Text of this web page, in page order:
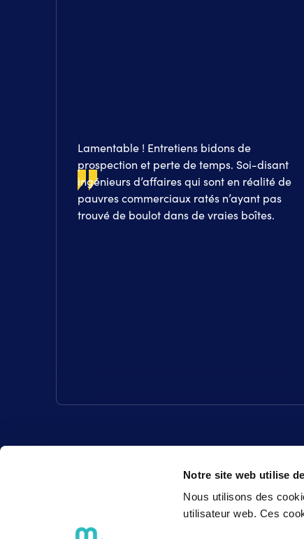
Notre site web utilise
Nous utilisons des
utilisateur web. Ces
Lamentable ! Entretiens bidons de
prospection et perte de temps. Soi-disant
ingénieurs d’affaires qui sont en réalité de
pauvres commerciaux ratés n’ayant pas
trouvé de boulot dans de vraies boîtes.